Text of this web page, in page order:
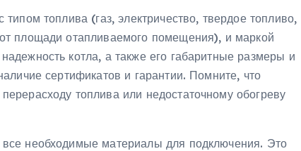
топлива (газ, электричество, твердое топливо,
площади отапливаемого помещения), и маркой
котла, а также его габаритные размеры и
сертификатов и гарантии. Помните, что
топлива или недостаточному обогреву
необходимые материалы для подключения. Это